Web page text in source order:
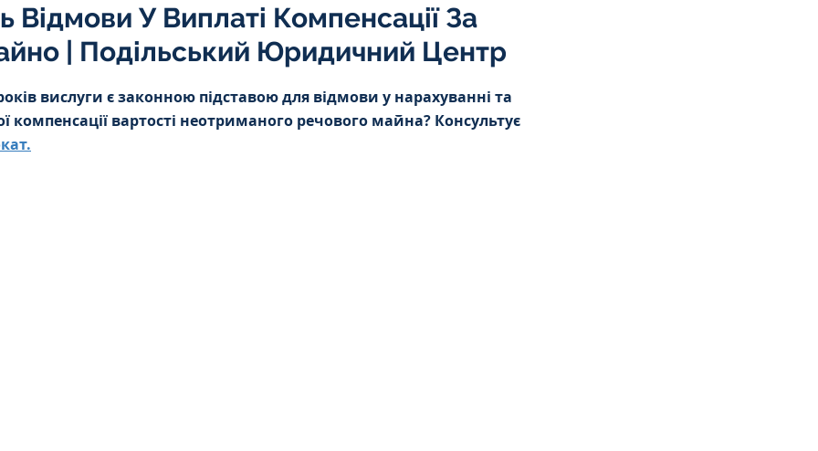
Інтелектуальна власність
Адміністративі порушення
Відмови У Виплаті Компенсації За
| Подільський Юридичний Центр
вислуги є законною підставою для відмови у нарахуванні та
компенсації вартості неотриманого речового майна? Консультує